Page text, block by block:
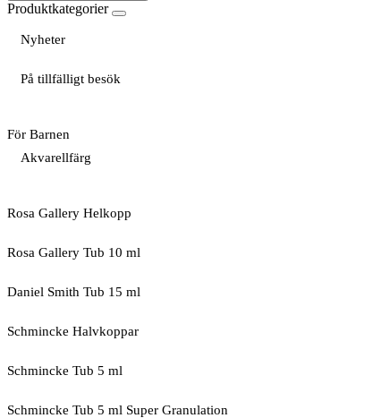
Produktkategorier
Nyheter
På tillfälligt besök
För Barnen
Akvarellfärg
Rosa Gallery Helkopp
Rosa Gallery Tub 10 ml
Daniel Smith Tub 15 ml
Schmincke Halvkoppar
Schmincke Tub 5 ml
Schmincke Tub 5 ml Super Granulation